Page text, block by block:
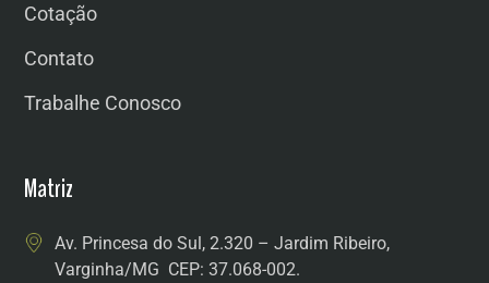
Cotação
Contato
Trabalhe Conosco
Matriz
Av. Princesa do Sul, 2.320 – Jardim Ribeiro,
Varginha/MG CEP: 37.068-002.